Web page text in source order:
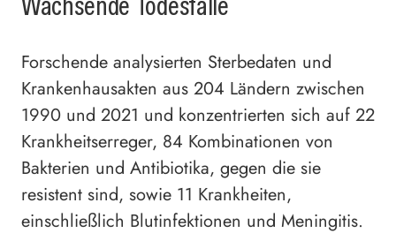
Forschende analysierten Sterbedaten und
Krankenhausakten aus 204 Ländern zwischen
1990 und 2021 und konzentrierten sich auf 22
Krankheitserreger, 84 Kombinationen von
Bakterien und Antibiotika, gegen die sie
resistent sind, sowie 11 Krankheiten,
einschließlich Blutinfektionen und Meningitis.